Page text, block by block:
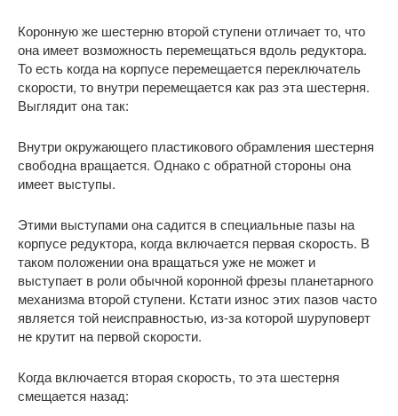
Коронную же шестерню второй ступени отличает то, что
она имеет возможность перемещаться вдоль редуктора.
То есть когда на корпусе перемещается переключатель
скорости, то внутри перемещается как раз эта шестерня.
Выглядит она так:
Внутри окружающего пластикового обрамления шестерня
свободна вращается. Однако с обратной стороны она
имеет выступы.
Этими выступами она садится в специальные пазы на
корпусе редуктора, когда включается первая скорость. В
таком положении она вращаться уже не может и
выступает в роли обычной коронной фрезы планетарного
механизма второй ступени. Кстати износ этих пазов часто
является той неисправностью, из-за которой шуруповерт
не крутит на первой скорости.
Когда включается вторая скорость, то эта шестерня
смещается назад: